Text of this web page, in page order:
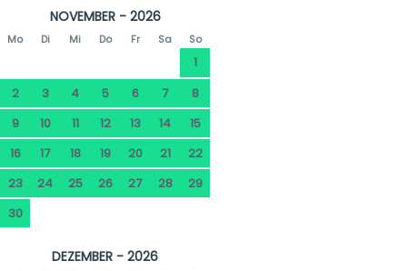
NOVEMBER - 2026
Mo Di Mi Do Fr Sa So
1
2
3 4 5 6 7
8
9
10 11 12 13 14
15
16
17 18 19 20 21
22
23
24 25 26 27 28
29
30
DEZEMBER - 2026